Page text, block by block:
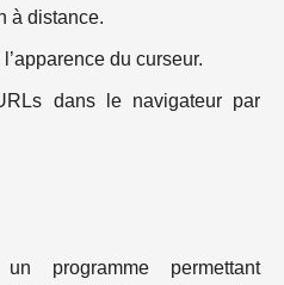
à distance.
du curseur.
dans le navigateur par
programme permettant